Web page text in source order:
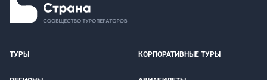
ТУРЫ КОРПОРАТИВНЫЕ ТУРЫ